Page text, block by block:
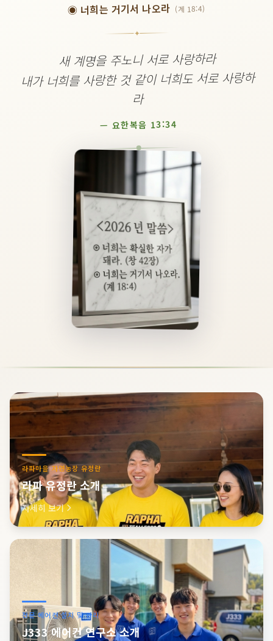
◉ 너희는 거기서 나오라 (계 18:4)
✦
새 계명을 주노니 서로 사랑하라
내가 너희를 사랑한 것 같이 너희도 서로 사랑하
라
— 요한복음 13:34
라파마을 자연농장 유정란
라파 유정란 소개
자세히 보기
전문 에어컨 설치 및 관리
J333 에어컨 연구소 소개